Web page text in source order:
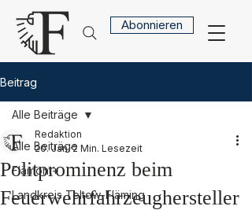
Abonnieren
Beitrag
Alle Beiträge
Flämont+
Landkreis Teltow-Fläming
Alle Beiträge
Politprominenz beim
Feuerwehrfahrzeughersteller
Redaktion
20. Jan. 2 Min. Lesezeit